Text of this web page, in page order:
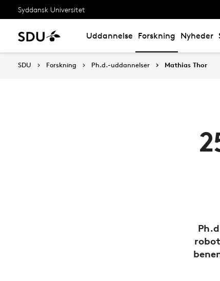
Syddansk Universitet
Uddannelse Forskning Nyheder
SDU Forskning Ph.d.-uddannelser Mathias Thor